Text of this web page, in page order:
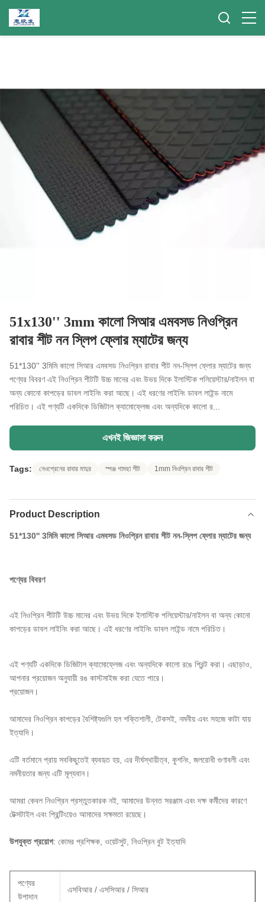
51x130'' 3mm কালো সিআর এমবসড নিওপ্রিন
রাবার শীট নন স্লিপ ফ্লোর ম্যাটের জন্য
51*130'' 3মিমি কালো সিআর এমবসড নিওপ্রিন রাবার শীট নন-স্লিপ ফ্লোর ম্যাটের জন্য
পণ্যের বিবরণ এই নিওপ্রিন শীটটি উচ্চ মানের এবং উভয় দিকে ইলাস্টিক পলিয়েস্টার/নাইলন বা
অন্য কোনো কাপড়ের ডাবল লাইনিং করা আছে। এই ধরণের লাইনিং ডাবল লাইন্ড নামে
পরিচিত। এই পণ্যটি একদিকে ডিজিটাল ক্যামোফ্লেজ এবং অন্যদিকে কালো র...
এখনই জিজ্ঞাসা করুন
Tags: নেওপ্রেনের রাবার মাদুর স্পঞ্জ গামছা শীট 1mm নিওপ্রিন রাবার শীট
Product Description
51*130'' 3মিমি কালো সিআর এমবসড নিওপ্রিন রাবার শীট নন-স্লিপ ফ্লোর ম্যাটের জন্য
পণ্যের বিবরণ
এই নিওপ্রিন শীটটি উচ্চ মানের এবং উভয় দিকে ইলাস্টিক পলিয়েস্টার/নাইলন বা অন্য কোনো
কাপড়ের ডাবল লাইনিং করা আছে। এই ধরণের লাইনিং ডাবল লাইন্ড নামে পরিচিত।
এই পণ্যটি একদিকে ডিজিটাল ক্যামোফ্লেজ এবং অন্যদিকে কালো রঙে প্রিন্ট করা। এছাড়াও,
আপনার প্রয়োজন অনুযায়ী রঙ কাস্টমাইজ করা যেতে পারে।
প্রয়োজন।
আমাদের নিওপ্রিন কাপড়ের বৈশিষ্ট্যগুলি হল শক্তিশালী, টেকসই, নমনীয় এবং সহজে কাটা যায়
ইত্যাদি।
এটি বর্তমানে প্রায় সবকিছুতেই ব্যবহৃত হয়, এর দীর্ঘস্থায়ীত্ব, কুশনিং, জলরোধী গুণাবলী এবং
নমনীয়তার জন্য এটি মূল্যবান।
আমরা কেবল নিওপ্রিন প্রস্তুতকারক নই, আমাদের উন্নত সরঞ্জাম এবং দক্ষ কর্মীদের কারণে
টেক্সটাইল এবং প্রিন্টিংয়েও আমাদের সক্ষমতা রয়েছে।
উপযুক্ত প্রয়োগ: কোমর প্রশিক্ষক, ওয়েটসুট, নিওপ্রিন বুট ইত্যাদি
পণ্যের
উপাদান
এসবিআর / এসসিআর / সিআর